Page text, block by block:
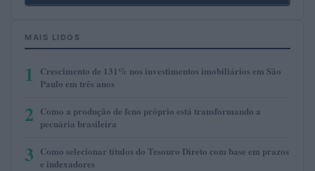
MAIS LIDOS
1
Crescimento de 131% nos investimentos imobiliários em São
Paulo em três anos
2 Como a produção de feno próprio está transformando a
pecuária brasileira
3 Como selecionar títulos do Tesouro Direto com base em prazos
e indexadores